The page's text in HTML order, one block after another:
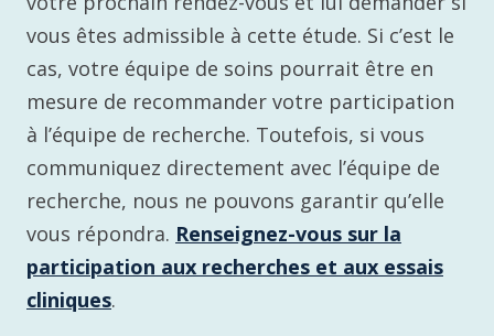
vous êtes admissible à cette étude. Si c’est le
cas, votre équipe de soins pourrait être en
mesure de recommander votre participation
à l’équipe de recherche. Toutefois, si vous
communiquez directement avec l’équipe de
recherche, nous ne pouvons garantir qu’elle
vous répondra. Renseignez-vous sur la
participation aux recherches et aux essais
cliniques.